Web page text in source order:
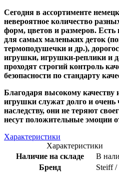
Сегодня в ассортименте
невероятное количество
форм, цветов и размеров.
для самых маленьких деток
термоподушечки и др.),
игрушки, игрушки-реплики и
проходят строгий контроль
безопасности по стандарту
Благодаря высокому качеству
игрушки служат долго и очень
наследству, они не теряют
несут положительные эмоции
Характеристики
Характеристики
Наличие на складе
В
Бренд
Steiff